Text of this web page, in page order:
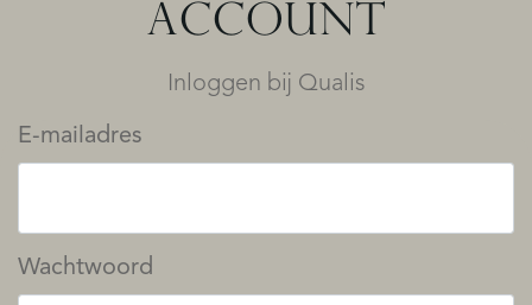
ACCOUNT
Inloggen bij Qualis
E-mailadres
Wachtwoord